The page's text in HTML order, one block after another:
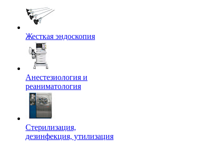
Жесткая эндоскопия
Анестезиология и
реаниматология
Стерилизация,
дезинфекция, утилизация